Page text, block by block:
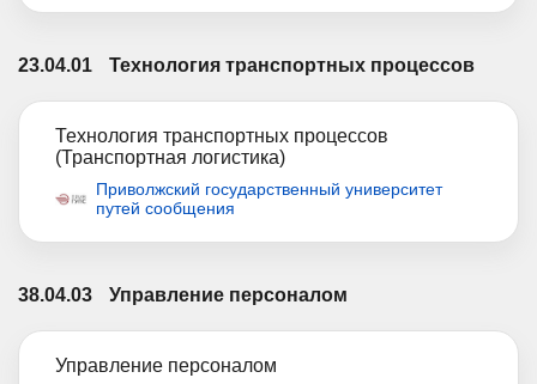
23.04.01 Технология транспортных процессов
Технология транспортных процессов
(Транспортная логистика)
Приволжский государственный университет
путей сообщения
38.04.03 Управление персоналом
Управление персоналом